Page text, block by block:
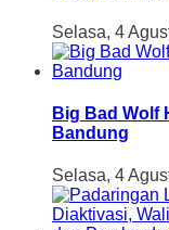
Selasa, 4
Big Bad Wolf
Bandung
Selasa, 4